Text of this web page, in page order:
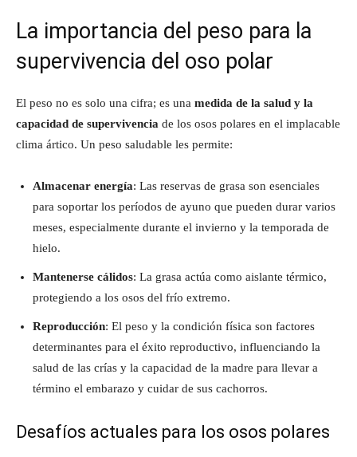
La importancia del peso para la
supervivencia del oso polar
El peso no es solo una cifra; es una medida de la salud y la
capacidad de supervivencia de los osos polares en el implacable
clima ártico. Un peso saludable les permite:
Almacenar energía: Las reservas de grasa son esenciales
para soportar los períodos de ayuno que pueden durar varios
meses, especialmente durante el invierno y la temporada de
hielo.
Mantenerse cálidos: La grasa actúa como aislante térmico,
protegiendo a los osos del frío extremo.
Reproducción: El peso y la condición física son factores
determinantes para el éxito reproductivo, influenciando la
salud de las crías y la capacidad de la madre para llevar a
término el embarazo y cuidar de sus cachorros.
Desafíos actuales para los osos polares